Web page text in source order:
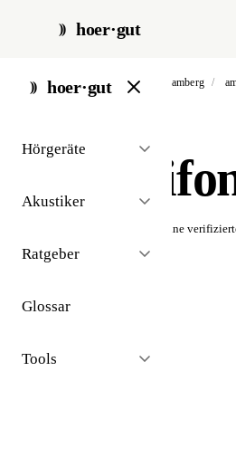
hoer·gut
hoer·gut
Hörgeräte
Akustiker
Ratgeber
Glossar
Tools
start / akustiker / bad camberg /
Noch keine